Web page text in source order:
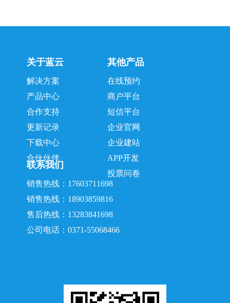
关于蓝云
解决方案
产品中心
合作支持
更新记录
下载中心
合伙伙伴
其他产品
在线预约
商户平台
短信平台
企业官网
企业建站
APP开发
投票问卷
联系我们
销售热线：17603711698
销售热线：18903859816
售后热线：13283841698
公司电话：0371-55068466